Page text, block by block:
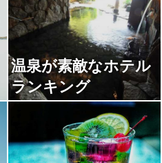
温泉が素敵なホテル
ランキング